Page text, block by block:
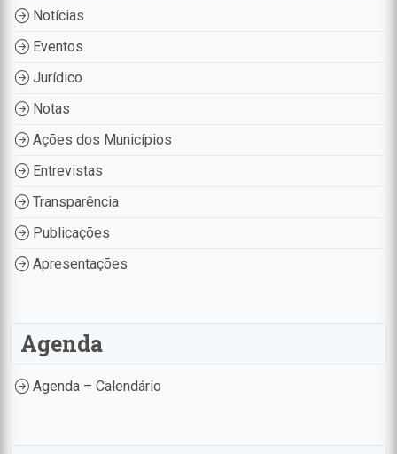
Notícias
Eventos
Jurídico
Notas
Ações dos Municípios
Entrevistas
Transparência
Publicações
Apresentações
Agenda
Agenda – Calendário